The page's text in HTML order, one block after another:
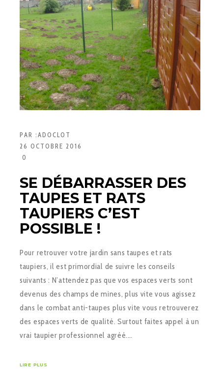
PAR :ADOCLOT
26 OCTOBRE 2016
0
SE DÉBARRASSER DES
TAUPES ET RATS
TAUPIERS C’EST
POSSIBLE !
Pour retrouver votre jardin sans taupes et rats
taupiers, il est primordial de suivre les conseils
suivants : N’attendez pas que vos espaces verts sont
devenus des champs de mines, plus vite vous agissez
dans le combat anti-taupes plus vite vous retrouverez
des espaces verts de qualité. Surtout faites appel à un
vrai taupier professionnel agréé.…
LIRE PLUS